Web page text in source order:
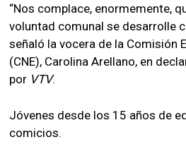
“Nos complace, enormemente,
voluntad comunal se desarrolle
señaló la vocera de la Comisión
(CNE), Carolina Arellano, en
por VTV.
Jóvenes desde los 15 años de
comicios.